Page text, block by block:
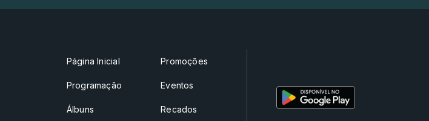
Página Inicial
Programação
Álbuns
Promoções
Eventos
Recados